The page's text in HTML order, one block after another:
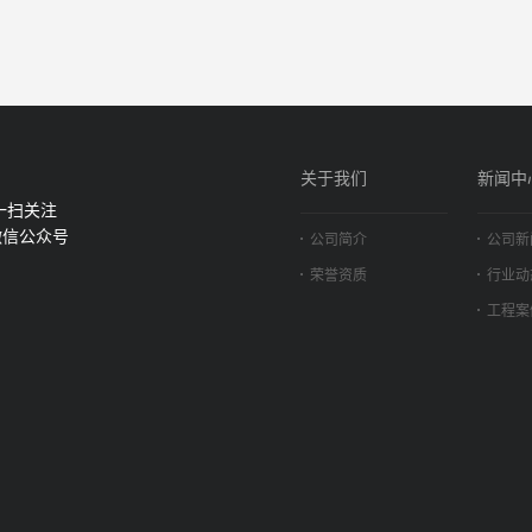
扫关注
公众号
关于我们
公司简介
荣誉资质
新闻中
公司
行业
工程